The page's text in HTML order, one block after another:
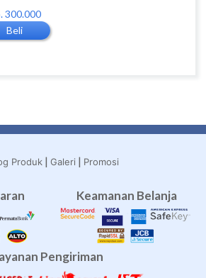
300.000
Beli
Produk | Galeri | Promosi
Keamanan Belanja
Pengiriman